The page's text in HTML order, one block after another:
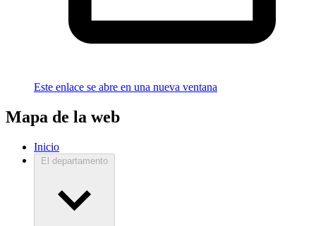
Este enlace se abre en una nueva ventana
Mapa de la web
Inicio
El departamento